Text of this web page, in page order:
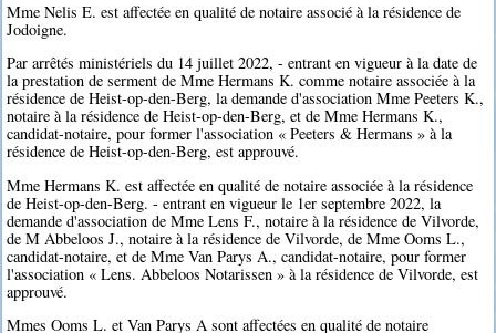
Mme Nelis E. est affectée en qualité de notaire associé à la résidence de
Jodoigne.
Par arrêtés ministériels du 14 juillet 2022, - entrant en vigueur à la date de
la prestation de serment de Mme Hermans K. comme notaire associée à la
résidence de Heist-op-den-Berg, la demande d'association Mme Peeters K.,
notaire à la résidence de Heist-op-den-Berg, et de Mme Hermans K.,
candidat-notaire, pour former l'association « Peeters & Hermans » à la
résidence de Heist-op-den-Berg, est approuvé.
Mme Hermans K. est affectée en qualité de notaire associée à la résidence
de Heist-op-den-Berg. - entrant en vigueur le 1er septembre 2022, la
demande d'association de Mme Lens F., notaire à la résidence de Vilvorde,
de M Abbeloos J., notaire à la résidence de Vilvorde, de Mme Ooms L.,
candidat-notaire, et de Mme Van Parys A., candidat-notaire, pour former
l'association « Lens. Abbeloos Notarissen » à la résidence de Vilvorde, est
approuvé.
Mmes Ooms L. et Van Parys A sont affectées en qualité de notaire